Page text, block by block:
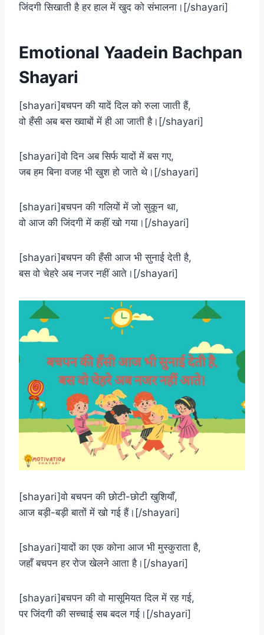
जिंदगी सिखाती है हर हाल में खुद को संभालना।[/shayari]
Emotional Yaadein Bachpan
Shayari
[shayari]बचपन की यादें दिल को रुला जाती हैं,
वो हँसी अब बस ख्वाबों में ही आ जाती है।[/shayari]
[shayari]वो दिन अब सिर्फ यादों में बस गए,
जब हम बिना वजह भी खुश हो जाते थे।[/shayari]
[shayari]बचपन की गलियों में जो सुकून था,
वो आज की जिंदगी में कहीं खो गया।[/shayari]
[shayari]बचपन की हँसी आज भी सुनाई देती है,
बस वो चेहरे अब नजर नहीं आते।[/shayari]
[shayari]वो बचपन की छोटी-छोटी खुशियाँ,
आज बड़ी-बड़ी बातों में खो गई हैं।[/shayari]
[shayari]यादों का एक कोना आज भी मुस्कुराता है,
जहाँ बचपन हर रोज खेलने आता है।[/shayari]
[shayari]बचपन की वो मासूमियत दिल में रह गई,
पर जिंदगी की सच्चाई सब बदल गई।[/shayari]